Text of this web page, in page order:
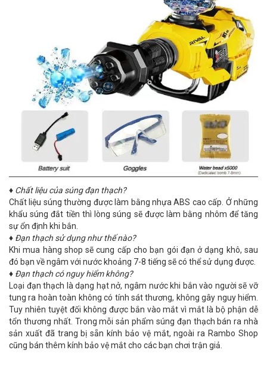
♦ Chất liệu của súng đạn thạch?
Chất liệu súng thường được làm bằng nhựa ABS cao cấp. Ở những
khẩu súng đắt tiền thì lòng súng sẽ được làm bằng nhôm để tăng
sự ổn định khi bắn.
♦ Đạn thạch sử dụng như thế nào?
Khi mua hàng shop sẽ cung cấp cho bạn gói đạn ở dạng khô, sau
đó bạn về ngâm với nước khoảng 7-8 tiếng sẽ có thể sử dụng được.
♦ Đạn thạch có nguy hiểm không?
Loại đạn thạch là dạng hạt nở, ngâm nước khi bắn vào người sẽ vỡ
tung ra hoàn toàn không có tính sát thương, không gây nguy hiểm.
Tuy nhiên tuyệt đối không được bắn vào mắt vì mắt là bộ phận dễ
tổn thương nhất. Trong mỗi sản phẩm súng đạn thạch bán ra nhà
sản xuất đã trang bị sẵn kính bảo vệ mắt, ngoài ra Rambo Shop
cũng bán thêm kính bảo vệ mắt cho các bạn chơi trận giả.